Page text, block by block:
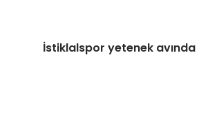
İstiklalspor yetenek avında